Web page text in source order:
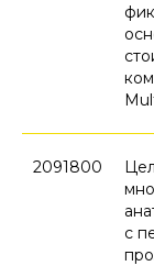
2091800
с